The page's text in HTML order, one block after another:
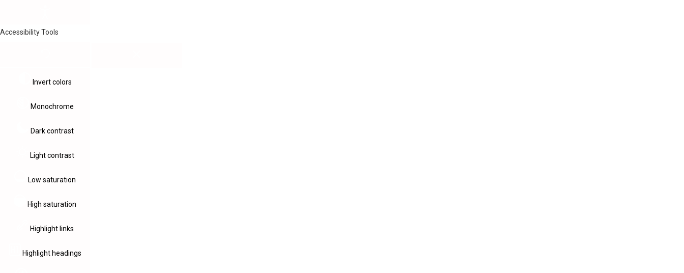
Accessibility Tools
Invert colors
Monochrome
Dark contrast
Light contrast
Low saturation
High saturation
Highlight links
Highlight headings